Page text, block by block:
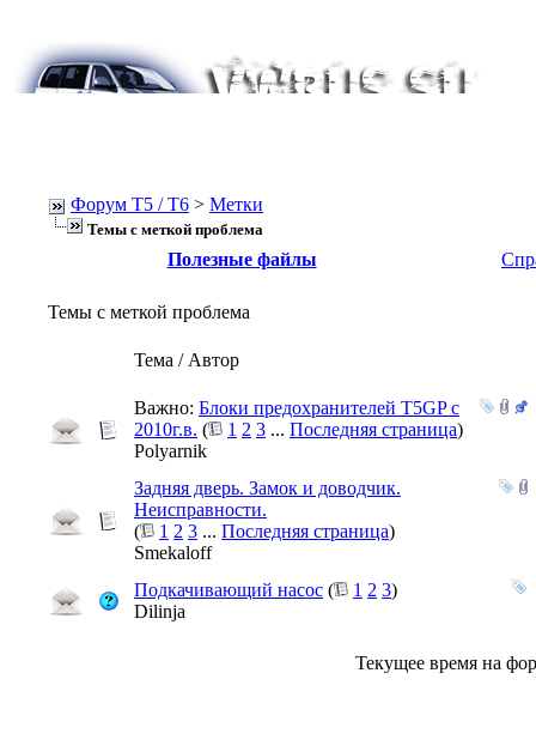
Форум Т5 / T6 > Метки
Темы с меткой проблема
Полезные файлы
Темы с меткой проблема
Тема / Автор
Важно: Блоки предохранителей Т5GP с
2010г.в. ( 1 2 3 ... Последняя страница)
Polyarnik
Задняя дверь. Замок и доводчик.
Неисправности.
(
1 2 3 ... Последняя страница)
Smekaloff
Подкачивающий насос ( 1 2 3)
Dilinja
Текущее время на